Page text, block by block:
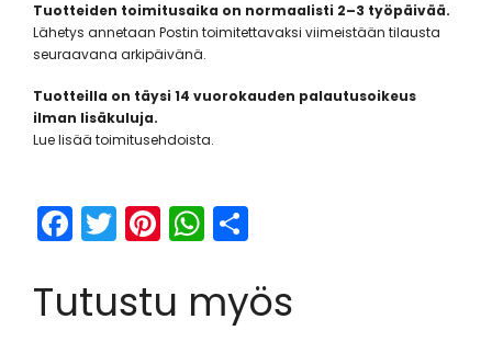
Tuotteiden toimitusaika on normaalisti 2–3 työpäivää.
Lähetys annetaan Postin toimitettavaksi viimeistään tilausta
seuraavana arkipäivänä.
Tuotteilla on täysi 14 vuorokauden palautusoikeus
ilman lisäkuluja.
Lue lisää toimitusehdoista.
F
a
c
e
T
w
itt
er
Pi
nt
er
e
W
h
a
ts
ar
e
Tutustu myös